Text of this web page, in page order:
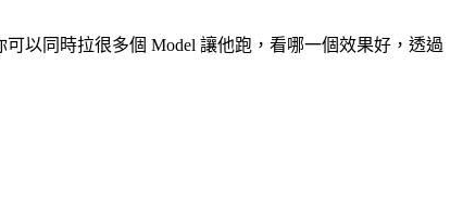
可以同時拉很多個 Model 讓他跑，看哪一個效果好，透過